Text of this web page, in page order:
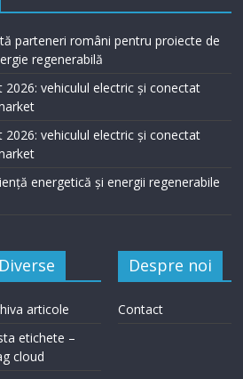
parteneri români pentru proiecte de
regenerabilă
vehiculul electric și conectat
vehiculul electric și conectat
energetică și energii regenerabile
Diverse
articole
etichete –
cloud
Despre noi
Contact